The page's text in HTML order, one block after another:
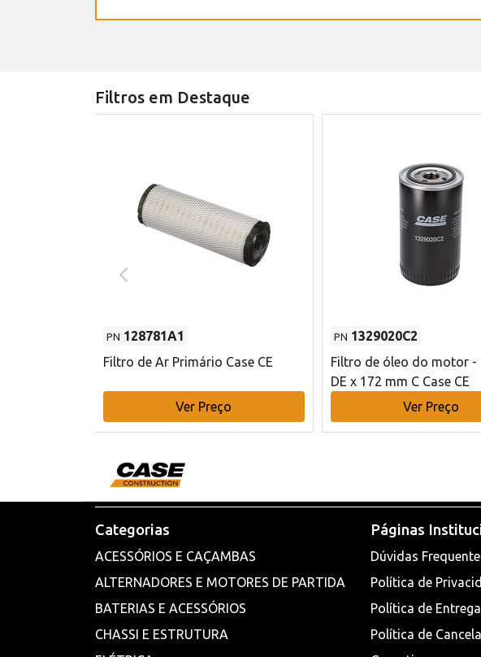
Filtros em Destaque
PN 128781A1
Filtro de Ar Primário Case CE
Ver Preço
PN 1329020C2
Filtro de óleo do motor -
DE x 172 mm C Case CE
Ver Preço
Categorias
ACESSÓRIOS E CAÇAMBAS
ALTERNADORES E MOTORES DE PARTIDA
BATERIAS E ACESSÓRIOS
CHASSI E ESTRUTURA
Páginas
Dúvidas
Política de
Política de
Política de